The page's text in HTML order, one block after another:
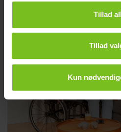
Tillad
Tillad
Kun
af brugeren og løftesituationen.